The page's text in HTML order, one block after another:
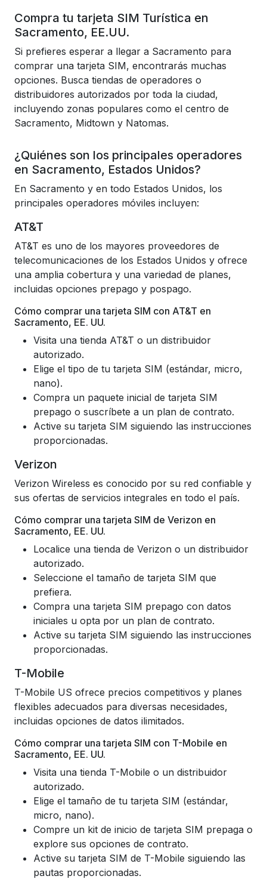
Compra tu tarjeta SIM Turística en
Sacramento, EE.UU.
Si prefieres esperar a llegar a Sacramento para
comprar una tarjeta SIM, encontrarás muchas
opciones. Busca tiendas de operadores o
distribuidores autorizados por toda la ciudad,
incluyendo zonas populares como el centro de
Sacramento, Midtown y Natomas.
¿Quiénes son los principales operadores
en Sacramento, Estados Unidos?
En Sacramento y en todo Estados Unidos, los
principales operadores móviles incluyen:
AT&T
AT&T es uno de los mayores proveedores de
telecomunicaciones de los Estados Unidos y ofrece
una amplia cobertura y una variedad de planes,
incluidas opciones prepago y pospago.
Cómo comprar una tarjeta SIM con AT&T en
Sacramento, EE. UU.
Visita una tienda AT&T o un distribuidor
autorizado.
Elige el tipo de tu tarjeta SIM (estándar, micro,
nano).
Compra un paquete inicial de tarjeta SIM
prepago o suscríbete a un plan de contrato.
Active su tarjeta SIM siguiendo las instrucciones
proporcionadas.
Verizon
Verizon Wireless es conocido por su red confiable y
sus ofertas de servicios integrales en todo el país.
Cómo comprar una tarjeta SIM de Verizon en
Sacramento, EE. UU.
Localice una tienda de Verizon o un distribuidor
autorizado.
Seleccione el tamaño de tarjeta SIM que
prefiera.
Compra una tarjeta SIM prepago con datos
iniciales u opta por un plan de contrato.
Active su tarjeta SIM siguiendo las instrucciones
proporcionadas.
T-Mobile
T-Mobile US ofrece precios competitivos y planes
flexibles adecuados para diversas necesidades,
incluidas opciones de datos ilimitados.
Cómo comprar una tarjeta SIM con T-Mobile en
Sacramento, EE. UU.
Visita una tienda T-Mobile o un distribuidor
autorizado.
Elige el tamaño de tu tarjeta SIM (estándar,
micro, nano).
Compre un kit de inicio de tarjeta SIM prepaga o
explore sus opciones de contrato.
Active su tarjeta SIM de T-Mobile siguiendo las
pautas proporcionadas.